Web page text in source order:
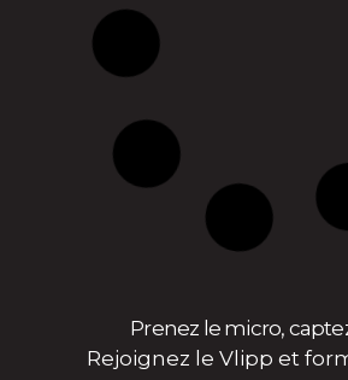
Les reflets de
l’esclavage à Nantes –
face à son passé
NÉGRIER #1